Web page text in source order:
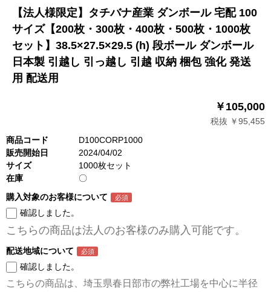
【法人様限定】タチバナ産業 ダンボール 宅配 100
サイズ【200枚・300枚・400枚・500枚・1000枚
セット】38.5×27.5×29.5 (h) 段ボール ダンボール
日本製 引越し 引っ越し 引越 収納 梱包 強化 発送
用 配送用
￥105,000
税抜 ￥95,455
商品コード
D100CORP1000
販売開始日
2024/04/02
サイズ
1000枚セット
在庫
〇
購入対象のお客様について
確認しました。
こちらの商品は法人のお客様のみ購入可能です。
配送地域について
確認しました。
こちらの商品は、埼玉県春日部市の弊社工場を中心に半径